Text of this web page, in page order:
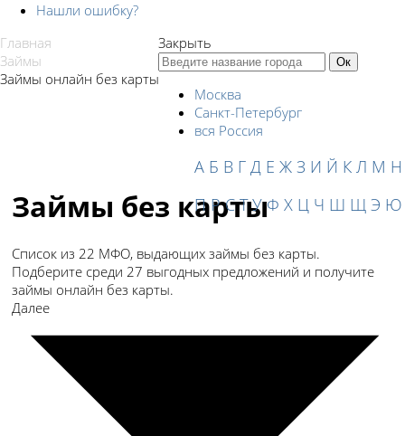
Нашли ошибку?
Закрыть
Москва
Санкт-Петербург
вся Россия
А Б В Г Д Е Ж З И Й К Л М Н
П Р С Т У Ф Х Ц Ч Ш Щ Э Ю
Главная
Займы
Займы онлайн без карты
Займы без карты
Список из 22 МФО, выдающих займы без карты.
Подберите среди 27 выгодных предложений и получите
займы онлайн без карты.
Далее